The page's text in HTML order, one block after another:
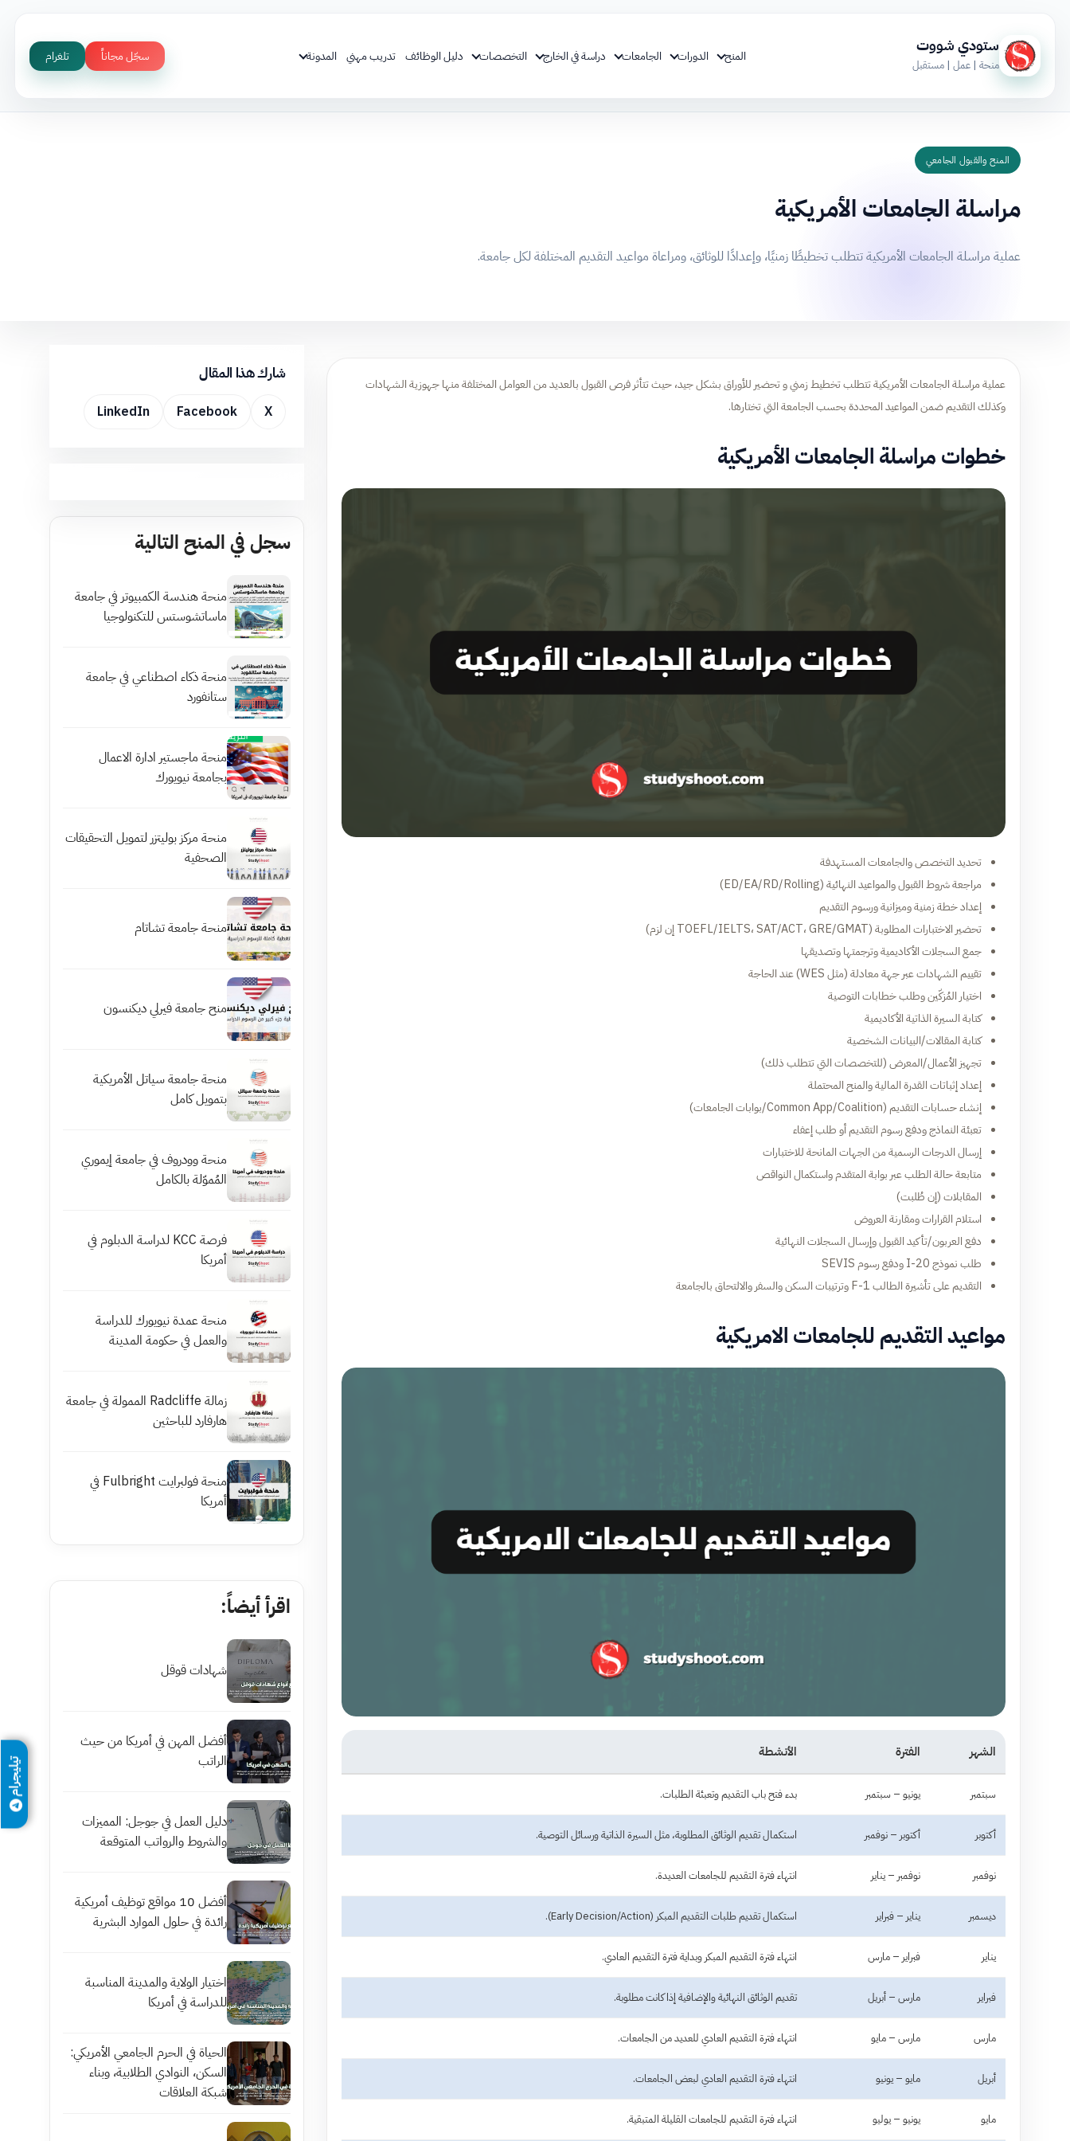
ستودي شووت
منحة | عمل | مستقبل
المنح الدورات الجامعات دراسة في الخارج التخصصات دليل الوظائف تدريب مهني المدونة سجّل مجاناً تلغرام
المنح والقبول الجامعي
مراسلة الجامعات الأمريكية
عملية مراسلة الجامعات الأمريكية تتطلب تخطيطًا زمنيًا، وإعدادًا للوثائق، ومراعاة مواعيد التقديم المختلفة لكل جامعة.
عملية مراسلة الجامعات الأمريكية تتطلب تخطيط زمني و تحضير للأوراق بشكل جيد، حيث تتأثر فرص القبول بالعديد من العوامل المختلفة منها جهوزية الشهادات
وكذلك التقديم ضمن المواعيد المحددة بحسب الجامعة التي تختارها.
خطوات مراسلة الجامعات الأمريكية
تحديد التخصص والجامعات المستهدفة
مراجعة شروط القبول والمواعيد النهائية (ED/EA/RD/Rolling)
إعداد خطة زمنية وميزانية ورسوم التقديم
تحضير الاختبارات المطلوبة (TOEFL/IELTS، SAT/ACT، GRE/GMAT إن لزم)
جمع السجلات الأكاديمية وترجمتها وتصديقها
تقييم الشهادات عبر جهة معادلة (مثل WES) عند الحاجة
اختيار المُزكّين وطلب خطابات التوصية
كتابة السيرة الذاتية الأكاديمية
كتابة المقالات/البيانات الشخصية
تجهيز الأعمال/المعرض (للتخصصات التي تتطلب ذلك)
إعداد إثباتات القدرة المالية والمنح المحتملة
إنشاء حسابات التقديم (Common App/Coalition/بوابات الجامعات)
تعبئة النماذج ودفع رسوم التقديم أو طلب إعفاء
إرسال الدرجات الرسمية من الجهات المانحة للاختبارات
متابعة حالة الطلب عبر بوابة المتقدم واستكمال النواقص
المقابلات (إن طُلبت)
استلام القرارات ومقارنة العروض
دفع العربون/تأكيد القبول وإرسال السجلات النهائية
طلب نموذج I-20 ودفع رسوم SEVIS
التقديم على تأشيرة الطالب F-1 وترتيبات السكن والسفر والالتحاق بالجامعة
مواعيد التقديم للجامعات الامريكية
الشهر الفترة الأنشطة
سبتمبر يونيو – سبتمبر بدء فتح باب التقديم وتعبئة الطلبات.
أكتوبر أكتوبر – نوفمبر استكمال تقديم الوثائق المطلوبة، مثل السيرة الذاتية ورسائل التوصية.
نوفمبر نوفمبر – يناير انتهاء فترة التقديم للجامعات العديدة.
ديسمبر يناير – فبراير استكمال تقديم طلبات التقديم المبكر (Early Decision/Action).
يناير فبراير – مارس انتهاء فترة التقديم المبكر وبداية فترة التقديم العادي.
فبراير مارس – أبريل تقديم الوثائق النهائية والإضافية إذا كانت مطلوبة.
مارس مارس – مايو انتهاء فترة التقديم العادي للعديد من الجامعات.
أبريل مايو – يونيو انتهاء فترة التقديم العادي لبعض الجامعات.
مايو يونيو – يوليو انتهاء فترة التقديم للجامعات القليلة المتبقية.
شارك هذا المقال
X
Facebook
LinkedIn
سجل في المنح التالية
منحة هندسة الكمبيوتر في جامعة
ماساتشوستس للتكنولوجيا
منحة ذكاء اصطناعي في جامعة
ستانفورد
منحة ماجستير ادارة الاعمال
بجامعة نيويورك
منحة مركز بوليتزر لتمويل التحقيقات
الصحفية
منحة جامعة تشاتام
منح جامعة فيرلي ديكنسون
منحة جامعة سياتل الأمريكية
بتمويل كامل
منحة وودروف في جامعة إيموري
المُموّلة بالكامل
فرصة KCC لدراسة الدبلوم في
أمريكا
منحة عمدة نيويورك للدراسة
والعمل في حكومة المدينة
زمالة Radcliffe الممولة في جامعة
هارفارد للباحثين
منحة فولبرايت Fulbright في
أمريكا
اقرأ أيضاً:
شهادات قوقل
أفضل المهن في أمريكا من حيث
الراتب
دليل العمل في جوجل: المميزات
والشروط والرواتب المتوقعة
أفضل 10 مواقع توظيف أمريكية
رائدة في حلول الموارد البشرية
اختيار الولاية والمدينة المناسبة
للدراسة في أمريكا
الحياة في الحرم الجامعي الأمريكي:
السكن، النوادي الطلابية، وبناء
شبكة العلاقات
تيليجرام